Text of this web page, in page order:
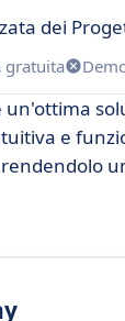
dei
gratuita
un'ottima
e